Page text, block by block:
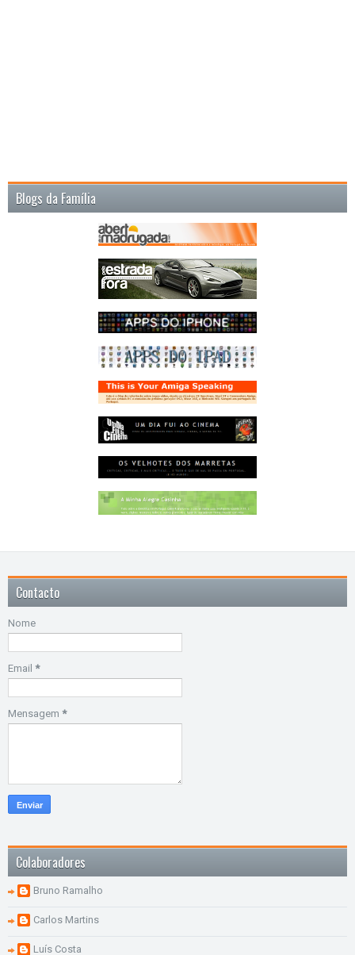
Blogs da Família
Contacto
Nome
Email *
Mensagem *
Colaboradores
Bruno Ramalho
Carlos Martins
Luís Costa